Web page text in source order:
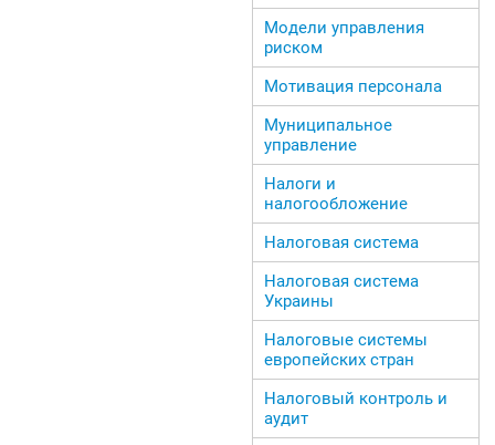
Модели управления
риском
Мотивация персонала
Муниципальное
управление
Налоги и
налогообложение
Налоговая система
Налоговая система
Украины
Налоговые системы
европейских стран
Налоговый контроль и
аудит